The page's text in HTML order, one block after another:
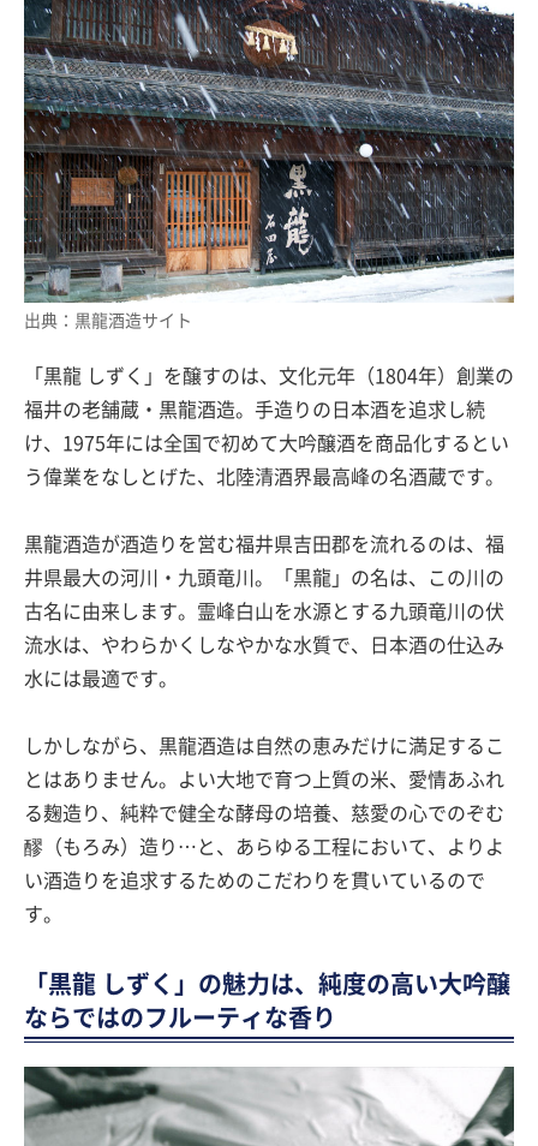
出典：黒龍酒造サイト
「黒龍 しずく」を醸すのは、文化元年（1804年）創業の
福井の老舗蔵・黒龍酒造。手造りの日本酒を追求し続
け、1975年には全国で初めて大吟醸酒を商品化するとい
う偉業をなしとげた、北陸清酒界最高峰の名酒蔵です。
黒龍酒造が酒造りを営む福井県吉田郡を流れるのは、福
井県最大の河川・九頭竜川。「黒龍」の名は、この川の
古名に由来します。霊峰白山を水源とする九頭竜川の伏
流水は、やわらかくしなやかな水質で、日本酒の仕込み
水には最適です。
しかしながら、黒龍酒造は自然の恵みだけに満足するこ
とはありません。よい大地で育つ上質の米、愛情あふれ
る麹造り、純粋で健全な酵母の培養、慈愛の心でのぞむ
醪（もろみ）造り…と、あらゆる工程において、よりよ
い酒造りを追求するためのこだわりを貫いているので
す。
「黒龍 しずく」の魅力は、純度の高い大吟醸
ならではのフルーティな香り